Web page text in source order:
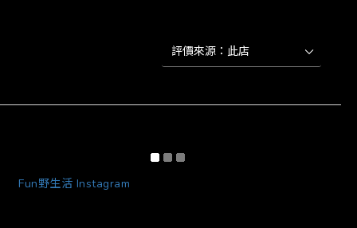
Fun野生活 Instagram